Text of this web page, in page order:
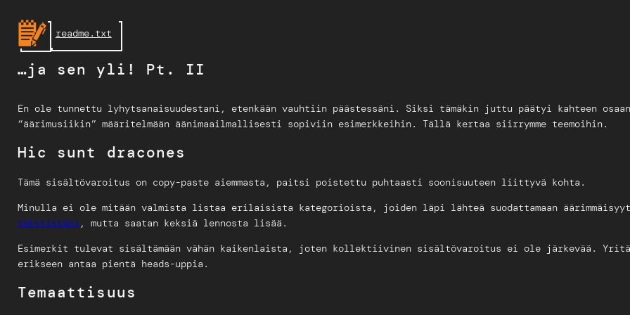
content
readme.txt
…ja sen yli! Pt. II
En ole tunnettu lyhytsanaisuudestani, etenkään vauhtiin päästessäni. Siksi tämäkin juttu päätyi kahteen
“äärimusiikin” määritelmään äänimaailmallisesti sopiviin esimerkkeihin. Tällä kertaa siirrymme teemoihin.
Hic sunt dracones
Tämä sisältövaroitus on copy-paste aiemmasta, paitsi poistettu puhtaasti soonisuuteen liittyvä kohta.
Minulla ei ole mitään valmista listaa erilaisista kategorioista, joiden läpi lähteä suodattamaan
tekstistäni , mutta saatan keksiä lennosta lisää.
Esimerkit tulevat sisältämään vähän kaikenlaista, joten kollektiivinen sisältövaroitus ei ole järkevää.
erikseen antaa pientä heads-uppia.
Temaattisuus